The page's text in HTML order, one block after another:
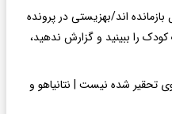
اند/بهزیستی در پرونده
را ببینید و گزارش ندهید،
تحقیر شده نیست | نتانیاهو و